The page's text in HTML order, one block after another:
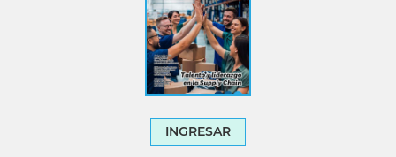
INGRESAR